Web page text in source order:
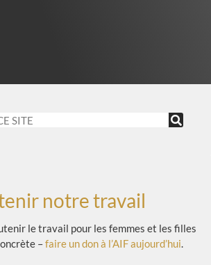
notre travail
le travail pour les femmes et les filles
–faire un don à l’AIF aujourd’hui.